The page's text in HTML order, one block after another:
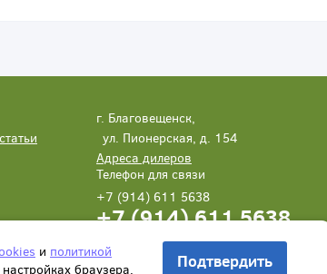
г. Благовещенск,
ул. Пионерская, д. 154
Адреса дилеров
Телефон для связи
+7 (914) 611 5638
+7 (914) 611 5638
Написать нам Заказать звонок
и политикой
браузера. Подтвердить